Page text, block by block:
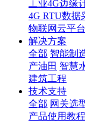
工业4G边缘
4G RTU数据
物联网云平台
解决方案
全部 智能制
产油田 智慧
建筑工程
技术支持
全部 网关选
产品使用教